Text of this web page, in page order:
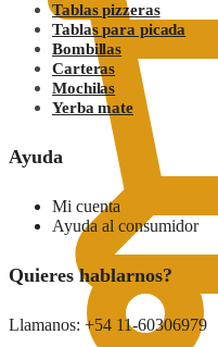
Tablas pizzeras
Tablas para picada
Bombillas
Carteras
Mochilas
Yerba mate
Ayuda
Mi cuenta
Ayuda al consumidor
Quieres hablarnos?
Llamanos: +54 11-60306979